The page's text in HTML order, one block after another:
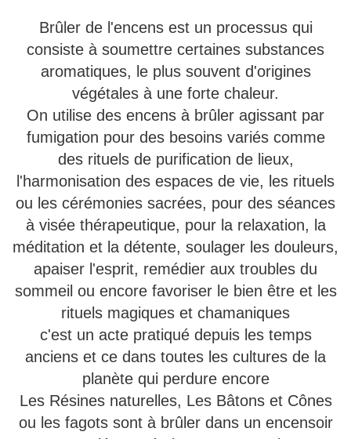
Brûler de l'encens est un processus qui
consiste à soumettre certaines substances
aromatiques, le plus souvent d'origines
végétales à une forte chaleur.
On utilise des encens à brûler agissant par
fumigation pour des besoins variés comme
des rituels de purification de lieux,
l'harmonisation des espaces de vie, les rituels
ou les cérémonies sacrées, pour des séances
à visée thérapeutique, pour la relaxation, la
méditation et la détente, soulager les douleurs,
apaiser l'esprit, remédier aux troubles du
sommeil ou encore favoriser le bien être et les
rituels magiques et chamaniques
c'est un acte pratiqué depuis les temps
anciens et ce dans toutes les cultures de la
planète qui perdure encore
Les Résines naturelles, Les Bâtons et Cônes
ou les fagots sont à brûler dans un encensoir